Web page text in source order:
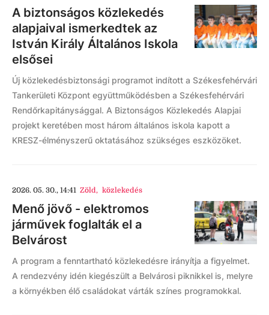
A biztonságos közlekedés
alapjaival ismerkedtek az
István Király Általános Iskola
elsősei
Új közlekedésbiztonsági programot indított a Székesfehérvári
Tankerületi Központ együttműködésben a Székesfehérvári
Rendőrkapitánysággal. A Biztonságos Közlekedés Alapjai
projekt keretében most három általános iskola kapott a
KRESZ-élményszerű oktatásához szükséges eszközöket.
2026. 05. 30., 14:41 Zöld, közlekedés
Menő jövő - elektromos
járművek foglalták el a
Belvárost
A program a fenntartható közlekedésre irányítja a figyelmet.
A rendezvény idén kiegészült a Belvárosi piknikkel is, melyre
a környékben élő családokat várták színes programokkal.